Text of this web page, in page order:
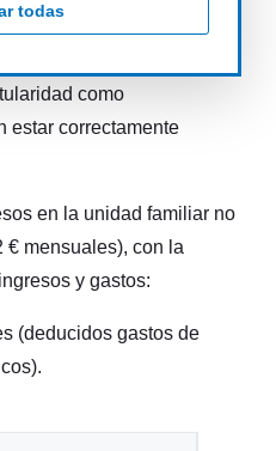
de Pobreza
como
estar correctamente
en la unidad familiar no
€ mensuales), con la
y gastos:
(deducidos gastos de
todas